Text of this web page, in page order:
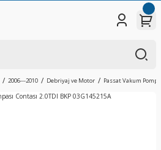
2006---2010 Debriyaj ve Motor Passat Vakum